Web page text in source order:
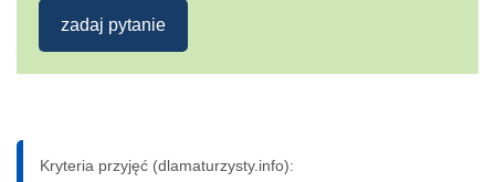
zadaj pytanie
Kryteria przyjęć (dlamaturzysty.info):